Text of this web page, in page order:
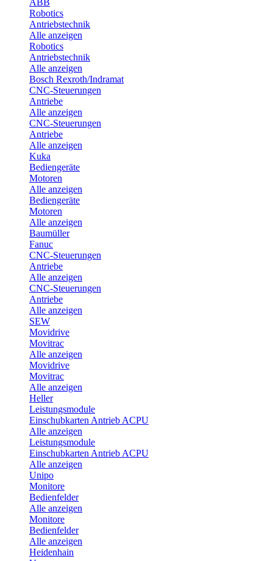
ABB
Robotics
Antriebstechnik
Alle anzeigen
Robotics
Antriebstechnik
Alle anzeigen
Bosch Rexroth/Indramat
CNC-Steuerungen
Antriebe
Alle anzeigen
CNC-Steuerungen
Antriebe
Alle anzeigen
Kuka
Bediengeräte
Motoren
Alle anzeigen
Bediengeräte
Motoren
Alle anzeigen
Baumüller
Fanuc
CNC-Steuerungen
Antriebe
Alle anzeigen
CNC-Steuerungen
Antriebe
Alle anzeigen
SEW
Movidrive
Movitrac
Alle anzeigen
Movidrive
Movitrac
Alle anzeigen
Heller
Leistungsmodule
Einschubkarten Antrieb ACPU
Alle anzeigen
Leistungsmodule
Einschubkarten Antrieb ACPU
Alle anzeigen
Unipo
Monitore
Bedienfelder
Alle anzeigen
Monitore
Bedienfelder
Alle anzeigen
Heidenhain